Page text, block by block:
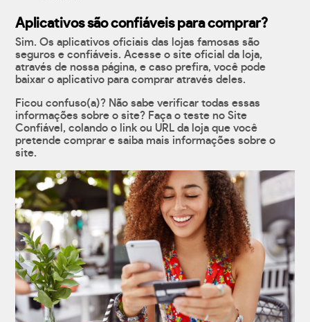
Aplicativos são confiáveis para comprar?
Sim. Os aplicativos oficiais das lojas famosas são
seguros e confiáveis. Acesse o site oficial da loja,
através de nossa página, e caso prefira, você pode
baixar o aplicativo para comprar através deles.
Ficou confuso(a)? Não sabe verificar todas essas
informações sobre o site? Faça o teste no Site
Confiável, colando o link ou URL da loja que você
pretende comprar e saiba mais informações sobre o
site.